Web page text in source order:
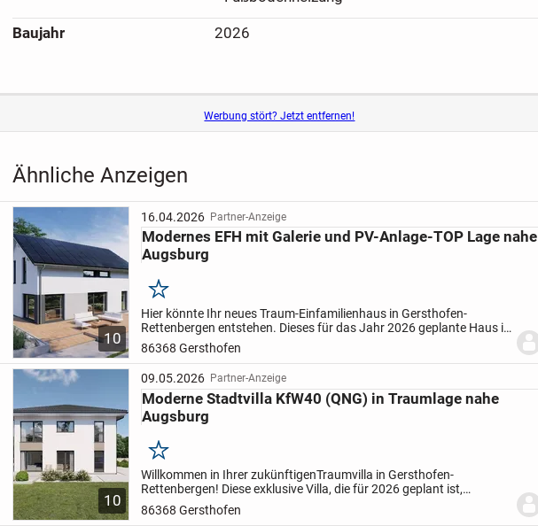
Baujahr 2026
Werbung stört? Jetzt entfernen!
Ähnliche Anzeigen
10
16.04.2026 Partner-Anzeige
Modernes EFH mit Galerie und PV-Anlage-TOP Lage nahe
Augsburg
Merken
Hier könnte Ihr neues Traum-Einfamilienhaus in Gersthofen-
Rettenbergen entstehen. Dieses für das Jahr 2026 geplante Haus in
hochwertigster Holzständerbauweise bietet Ihnen mit seiner
großzügigen...
86368 Gersthofen
10
09.05.2026 Partner-Anzeige
Moderne Stadtvilla KfW40 (QNG) in Traumlage nahe
Augsburg
Merken
Willkommen in Ihrer zukünftigenTraumvilla in Gersthofen-
Rettenbergen! Diese exklusive Villa, die für 2026 geplant ist,
verbindet moderne Architektur mit nachhaltigem Holzbau und
bietet ein erstklassig...
86368 Gersthofen